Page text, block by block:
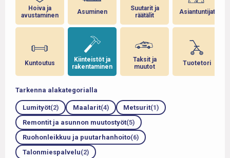
Hoiva ja
avustaminen
Kuntoutus
Asuminen
Kiinteistöt ja
rakentaminen
Suutarit ja
räätälit
Taksit ja
muutot
Asiantuntijat
Tuotetori
Tarkenna alakategorialla
Lumityöt(2) Maalarit(4) Metsurit(1)
Remontit ja asunnon muutostyöt(5)
Ruohonleikkuu ja puutarhanhoito(6)
Talonmiespalvelu(2)